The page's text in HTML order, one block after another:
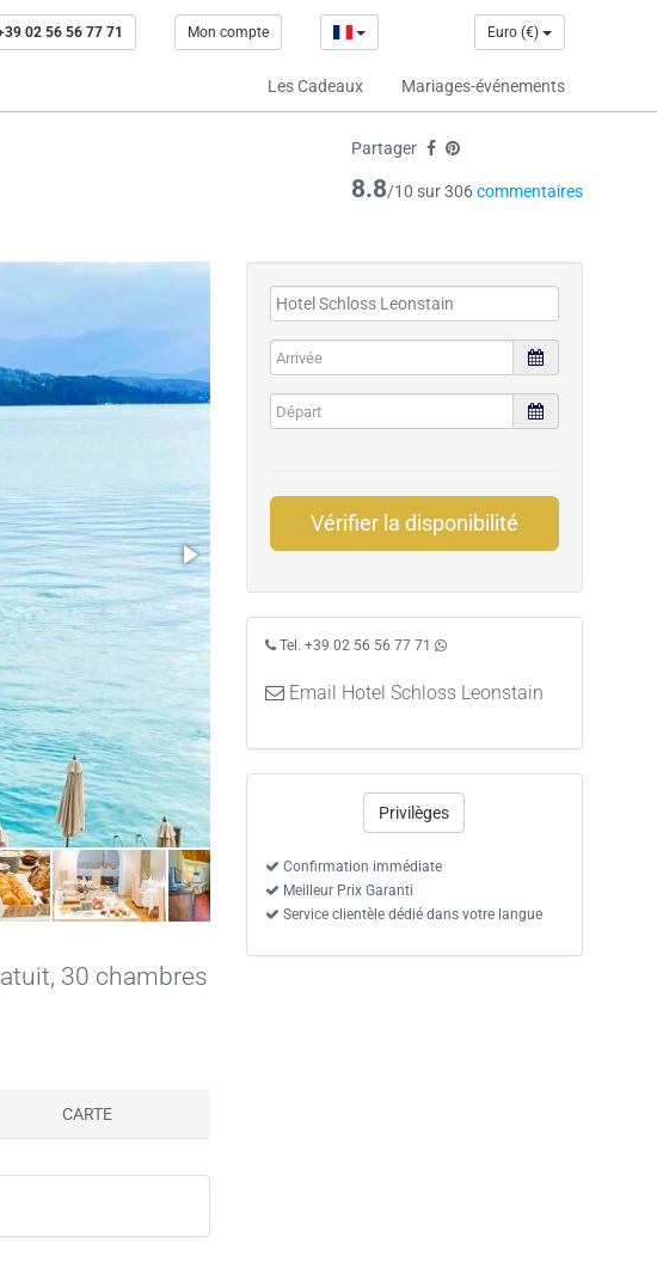
02 56 56 77 71 Mon compte Euro (€)
Les Cadeaux Mariages-événements
Partager
8.8/10 sur 306commentaires
Vérifier la disponibilité
Tel. +39 02 56 56 77 71
Email Hotel Schloss Leonstain
Privilèges
Confirmation immédiate
Meilleur Prix Garanti
Service clientèle dédié dans votre langue
, 30 chambres
CARTE